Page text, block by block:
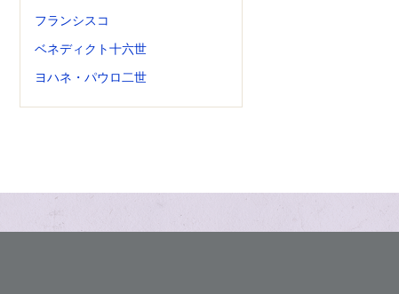
フランシスコ
ベネディクト十六世
ヨハネ・パウロ二世